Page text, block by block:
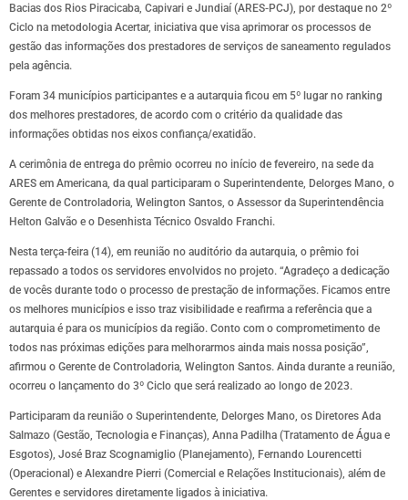
Bacias dos Rios Piracicaba, Capivari e Jundiaí (ARES-PCJ), por destaque no 2º
Ciclo na metodologia Acertar, iniciativa que visa aprimorar os processos de
gestão das informações dos prestadores de serviços de saneamento regulados
pela agência.
Foram 34 municípios participantes e a autarquia ficou em 5º lugar no ranking
dos melhores prestadores, de acordo com o critério da qualidade das
informações obtidas nos eixos confiança/exatidão.
A cerimônia de entrega do prêmio ocorreu no início de fevereiro, na sede da
ARES em Americana, da qual participaram o Superintendente, Delorges Mano, o
Gerente de Controladoria, Welington Santos, o Assessor da Superintendência
Helton Galvão e o Desenhista Técnico Osvaldo Franchi.
Nesta terça-feira (14), em reunião no auditório da autarquia, o prêmio foi
repassado a todos os servidores envolvidos no projeto. “Agradeço a dedicação
de vocês durante todo o processo de prestação de informações. Ficamos entre
os melhores municípios e isso traz visibilidade e reafirma a referência que a
autarquia é para os municípios da região. Conto com o comprometimento de
todos nas próximas edições para melhorarmos ainda mais nossa posição”,
afirmou o Gerente de Controladoria, Welington Santos. Ainda durante a reunião,
ocorreu o lançamento do 3º Ciclo que será realizado ao longo de 2023.
Participaram da reunião o Superintendente, Delorges Mano, os Diretores Ada
Salmazo (Gestão, Tecnologia e Finanças), Anna Padilha (Tratamento de Água e
Esgotos), José Braz Scognamiglio (Planejamento), Fernando Lourencetti
(Operacional) e Alexandre Pierri (Comercial e Relações Institucionais), além de
Gerentes e servidores diretamente ligados à iniciativa.